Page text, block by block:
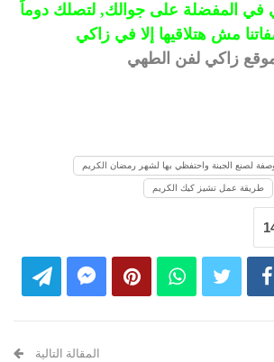
في المفضلة على جوالك, لتصلك دوماً
مش هتلاقيها إلا في زاكي
زاكي لفن الطهي
لصنع الجبنة واحتفظي بها لشهر رمضان الكريم
طريقة عمل تشيز كيك الكريم
المقالة التالية